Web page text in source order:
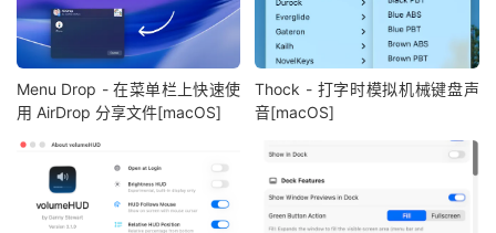
Menu Drop - 在菜单栏上快速使
用 AirDrop 分享文件[macOS]
Thock - 打字时模拟机械键盘声
音[macOS]